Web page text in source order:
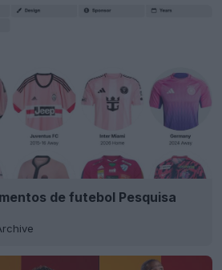
de futebol Pesquisa